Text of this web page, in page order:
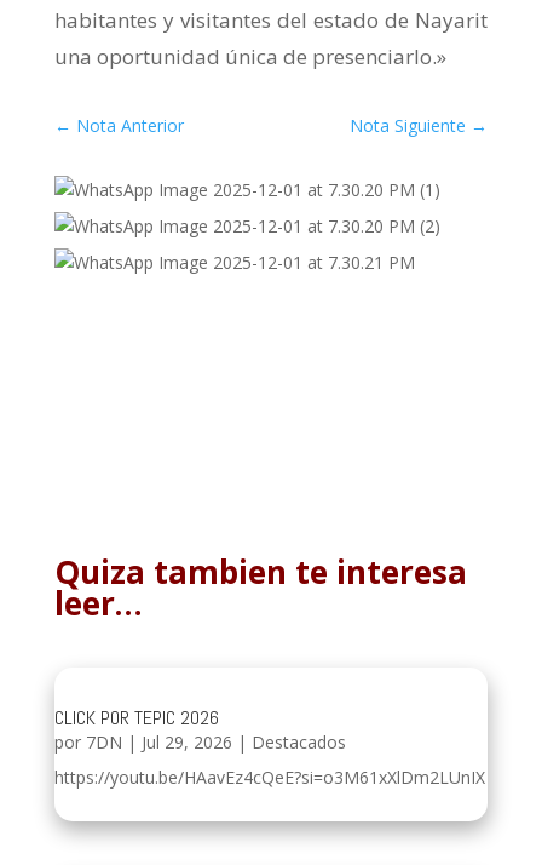
habitantes y visitantes del estado de Nayarit
una oportunidad única de presenciarlo.»
← Nota Anterior Nota Siguiente →
Quiza tambien te interesa
leer…
CLICK POR TEPIC 2026
por 7DN | Jul 29, 2026 | Destacados
https://youtu.be/HAavEz4cQeE?si=o3M61xXlDm2LUnIX